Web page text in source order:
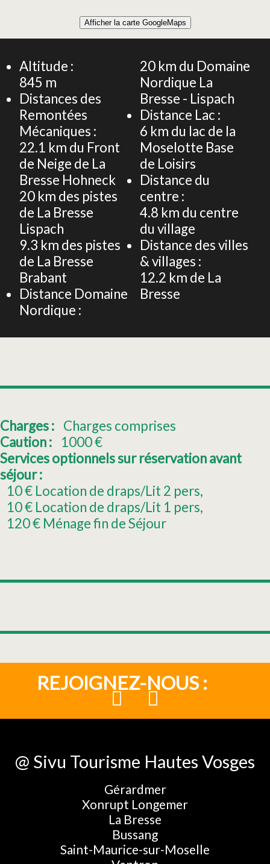
Afficher la carte GoogleMaps
Altitude :
845 m
Distances des
Remontées
Mécaniques :
22.1 km du Front
de Neige de La
Bresse Hohneck
20 km des pistes
de La Bresse
Lispach
9.3 km des pistes
de La Bresse
Brabant
Distance Domaine
Nordique :
20 km du Domaine
Nordique La
Bresse - Lispach
Distance Lac :
6 km du lac de la
Moselotte Base
de Loisirs
Distance du
centre :
4.8 km du centre
du village
Distance des villes
& villages :
12.2 km de La
Bresse
Charges : Charges comprises
Caution :
1000€
Services optionnels sur réservation avant
séjour :
10€ Location de draps/Lit 2 pers
10€ Location de draps/Lit 1 pers
120€ Ménage fin de Séjour
REJOIGNEZ-NOUS :
@ Sivu Tourisme Hautes Vosges
Gérardmer
Xonrupt Longemer
La Bresse
Bussang
Saint-Maurice-sur-Moselle